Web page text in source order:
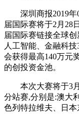
深圳商报2019
届国际赛将于2月28
届国际赛链接全球创
人工智能、金融科
会获得最高140万元
的创投资金池。
本次大赛将于3
分站赛,分别是:澳大
色列特拉维夫、日本